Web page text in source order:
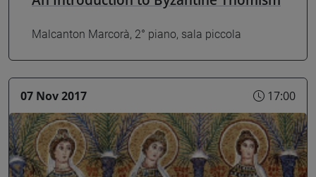
Malcanton Marcorà, 2° piano, sala piccola
07 Nov 2017 17:00